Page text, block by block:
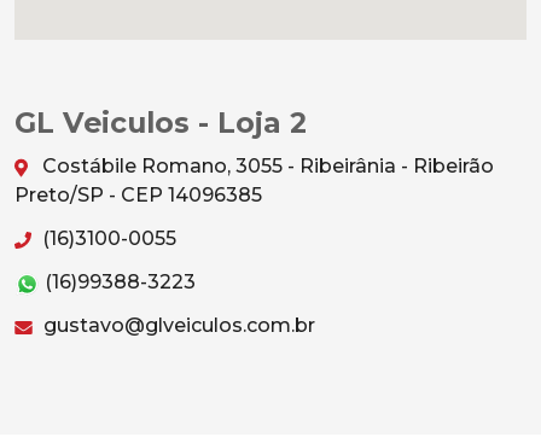
GL Veiculos - Loja 2
Costábile Romano, 3055 - Ribeirânia - Ribeirão
Preto/SP - CEP 14096385
(16)3100-0055
(16)99388-3223
gustavo@glveiculos.com.br